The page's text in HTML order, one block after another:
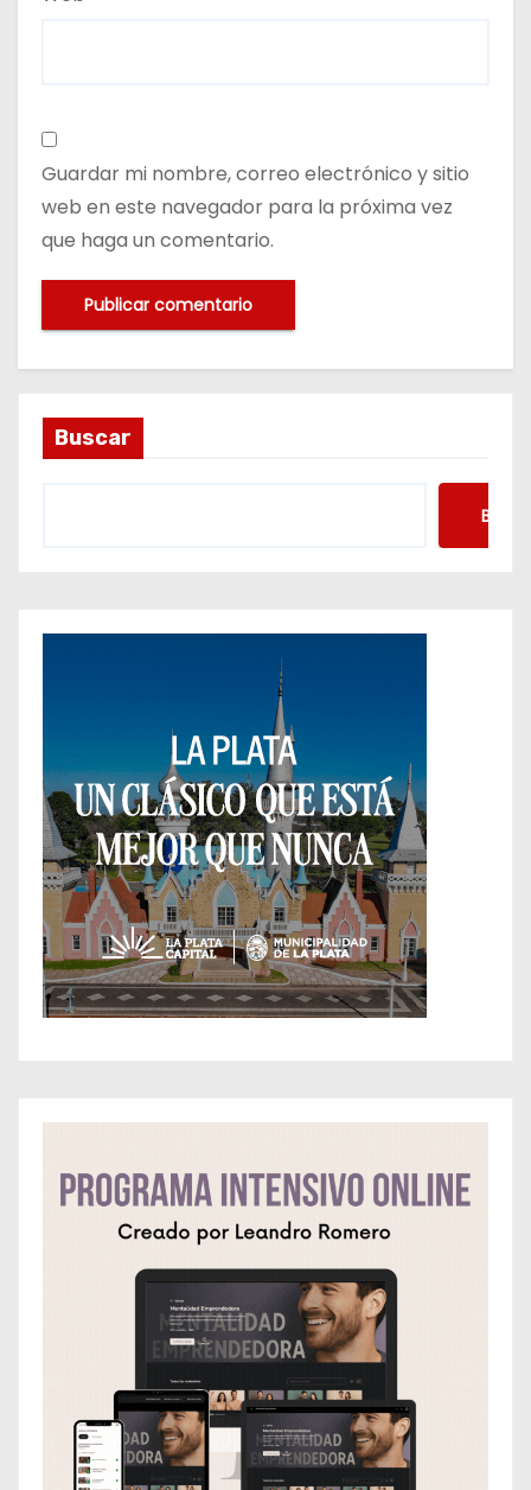
Guardar mi nombre, correo electrónico y sitio
web en este navegador para la próxima vez
que haga un comentario.
Buscar